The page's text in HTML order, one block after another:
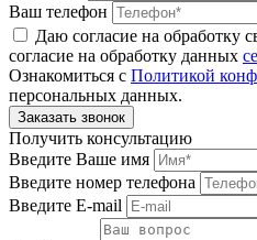
Ваш телефон
Даю согласие на обработку
согласие на обработку данных
Ознакомиться с Политикой
персональных данных.
Получить консультацию
Введите Ваше имя
Введите номер телефона
Введите E-mail